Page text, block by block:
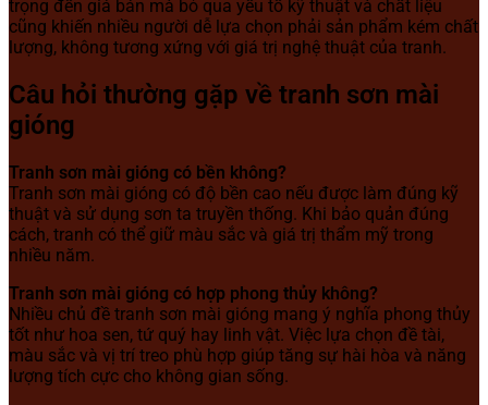
trọng đến giá bán mà bỏ qua yếu tố kỹ thuật và chất liệu
cũng khiến nhiều người dễ lựa chọn phải sản phẩm kém chất
lượng, không tương xứng với giá trị nghệ thuật của tranh.
Câu hỏi thường gặp về tranh sơn mài
gióng
Tranh sơn mài gióng có bền không?
Tranh sơn mài gióng có độ bền cao nếu được làm đúng kỹ
thuật và sử dụng sơn ta truyền thống. Khi bảo quản đúng
cách, tranh có thể giữ màu sắc và giá trị thẩm mỹ trong
nhiều năm.
Tranh sơn mài gióng có hợp phong thủy không?
Nhiều chủ đề tranh sơn mài gióng mang ý nghĩa phong thủy
tốt như hoa sen, tứ quý hay linh vật. Việc lựa chọn đề tài,
màu sắc và vị trí treo phù hợp giúp tăng sự hài hòa và năng
lượng tích cực cho không gian sống.